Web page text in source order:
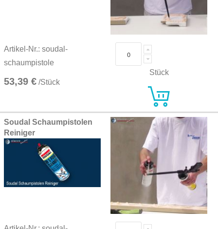
Artikel-Nr.: soudal-
schaumpistole
53,39 € /Stück
Stück
Soudal Schaumpistolen
Reiniger